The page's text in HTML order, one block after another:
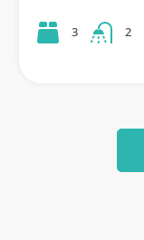
3 2